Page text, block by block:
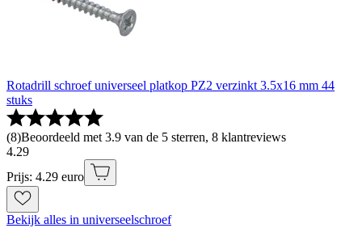
Rotadrill schroef universeel platkop PZ2 verzinkt 3.5x16 mm 44
stuks
(8)Beoordeeld met 3.9 van de 5 sterren, 8 klantreviews
4.29
Prijs: 4.29 euro
Bekijk alles in universeelschroef